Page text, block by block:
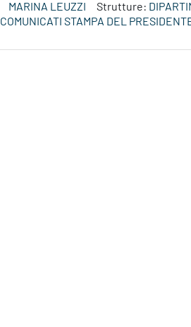
MARINA LEUZZI Strutture:
COMUNICATI STAMPA DEL